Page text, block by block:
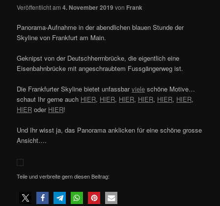
Veröffentlicht am4. November 2019 von Frank
Panorama-Aufnahme in der abendlichen blauen Stunde der
Skyline von Frankfurt am Main.
Geknipst von der Deutschherrnbrücke, die eigentlich eine
Eisenbahnbrücke mit angeschraubtem Fussgängerweg ist.
Die Frankfurter Skyline bietet unfassbarviele schöne Motive…
schaut Ihr gerne auch HIER, HIER, HIER, HIER, HIER, HIER,
HIER oder HIER!
Und Ihr wisst ja, das Panorama anklicken für eine schöne grosse
Ansicht….
Teile und verbreite gern diesen Beitrag: